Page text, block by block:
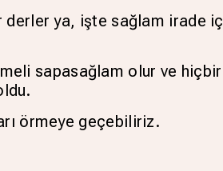
derler ya, işte sağlam irade
sapasağlam olur ve
örmeye geçebiliriz.